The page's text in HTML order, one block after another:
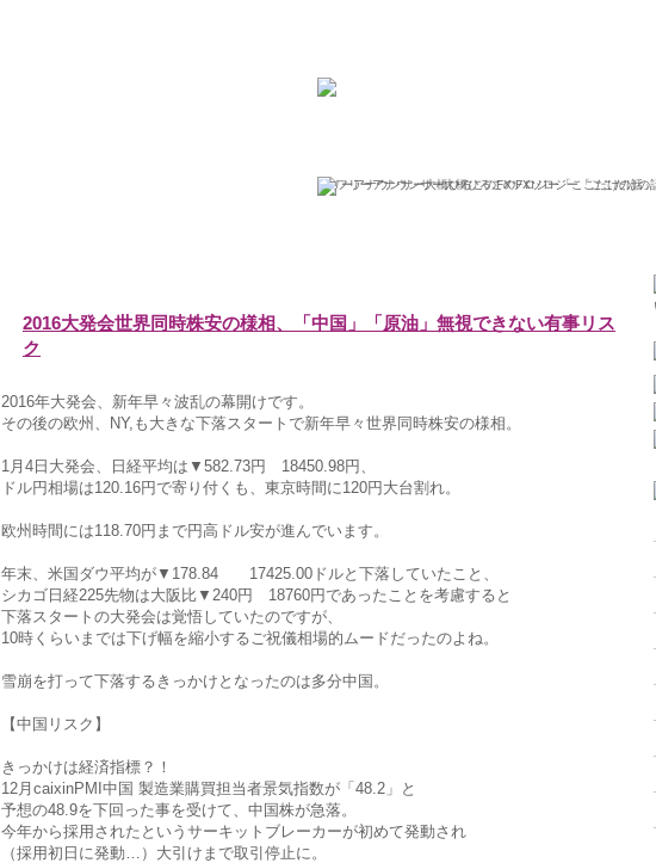
ひろこの“ボラタイル”な日々
フリーアナウンサー大橋ひろこのFXソロジー「ここだけの話」
2016大発会世界同時株安の様相、「中国」「原油」無視できない有事リス
ク
2016年大発会、新年早々波乱の幕開けです。
その後の欧州、NY,も大きな下落スタートで新年早々世界同時株安の様相。
1月4日大発会、日経平均は▼582.73円 18450.98円、
ドル円相場は120.16円で寄り付くも、東京時間に120円大台割れ。
欧州時間には118.70円まで円高ドル安が進んでいます。
年末、米国ダウ平均が▼178.84 17425.00ドルと下落していたこと、
シカゴ日経225先物は大阪比▼240円 18760円であったことを考慮すると
下落スタートの大発会は覚悟していたのですが、
10時くらいまでは下げ幅を縮小するご祝儀相場的ムードだったのよね。
雪崩を打って下落するきっかけとなったのは多分中国。
【中国リスク】
きっかけは経済指標？！
12月caixinPMI中国 製造業購買担当者景気指数が「48.2」と
予想の48.9を下回った事を受けて、中国株が急落。
今年から採用されたというサーキットブレーカーが初めて発動され
（採用初日に発動…）大引けまで取引停止に。